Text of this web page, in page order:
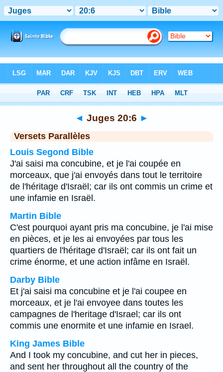
Chapitre 20> Verset 6
◄ Juges 20:6 ►
Versets Parallèles
Louis Segond Bible
J'ai saisi ma concubine, et je l'ai coupée en
morceaux, que j'ai envoyés dans tout le territoire
de l'héritage d'Israël; car ils ont commis un crime et
une infamie en Israël.
Martin Bible
C'est pourquoi ayant pris ma concubine, je l'ai mise
en pièces, et je les ai envoyées par tous les
quartiers de l'héritage d'Israël; car ils ont fait un
crime énorme, et une action infâme en Israël.
Darby Bible
Et j'ai saisi ma concubine et je l'ai coupee en
morceaux, et je l'ai envoyee dans toutes les
campagnes de l'heritage d'Israel; car ils ont
commis une enormite et une infamie en Israel.
King James Bible
And I took my concubine, and cut her in pieces,
and sent her throughout all the country of the